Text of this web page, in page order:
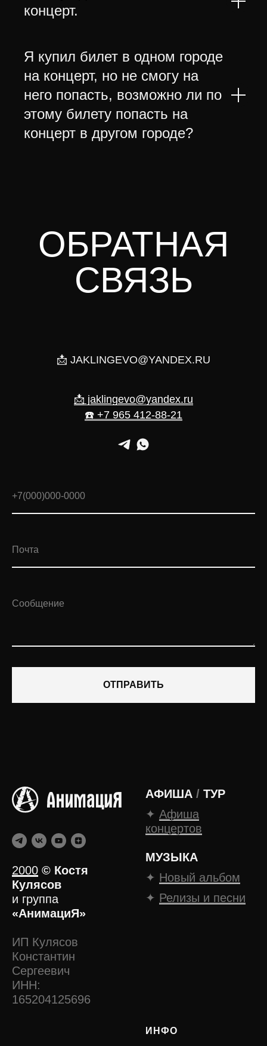
концерт.
Я купил билет в одном городе
на концерт, но не смогу на
него попасть, возможно ли по
этому билету попасть на
концерт в другом городе?
ОБРАТНАЯ
СВЯЗЬ
📩 JAKLINGEVO@YANDEX.RU
📩 jaklingevo@yandex.ru
☎️ +7 965 412-88-21
+7(000)000-0000
Почта
Сообщение
ОТПРАВИТЬ
2000 © Костя
Кулясов
и группа
«АнимациЯ»
ИП Кулясов
Константин
Сергеевич
ИНН:
165204125696
АФИША / ТУР
✦ Афиша
концертов
МУЗЫКА
✦ Новый альбом
✦ Релизы и песни
ИНФО